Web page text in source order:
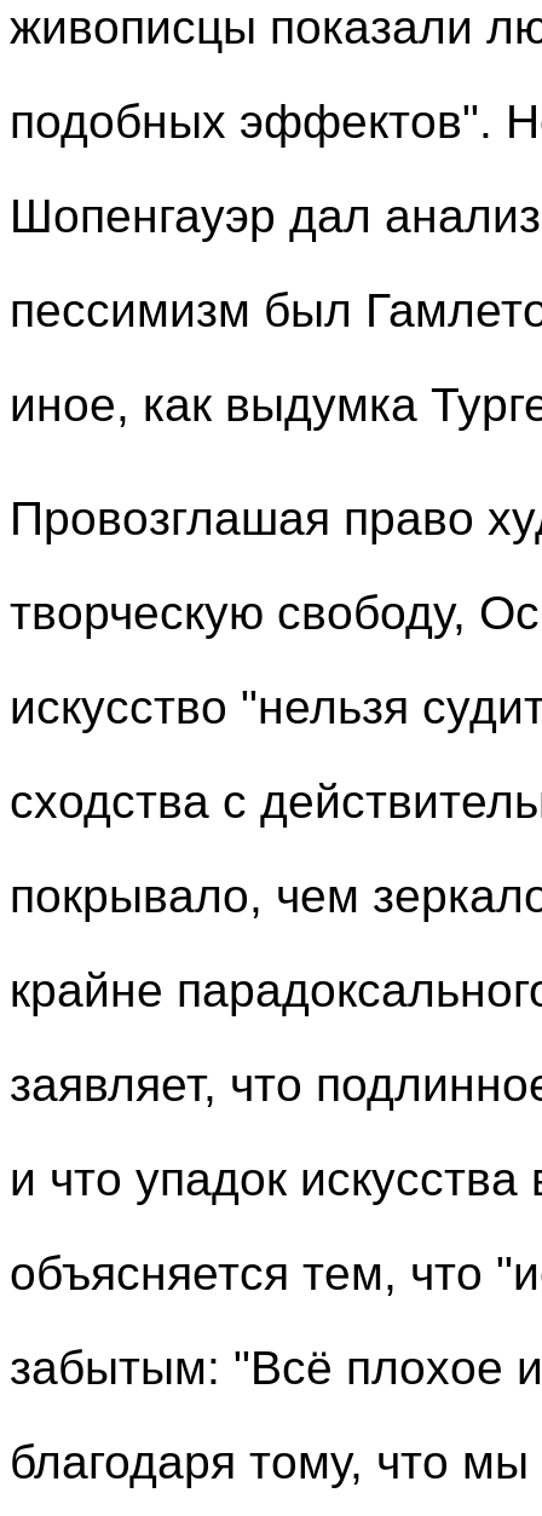
живописцы показали
подобных эффектов".
Шопенгауэр дал
пессимизм был
иное, как выдумка
Провозглашая право
творческую свободу,
искусство "нельзя
сходства с
покрывало, чем
крайне
заявляет, что
и что упадок
объясняется тем, что
забытым: "Всё плохое
благодаря тому, что